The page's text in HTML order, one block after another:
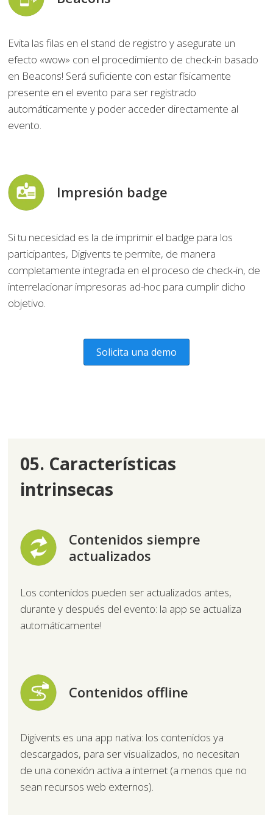
Evita las filas en el stand de registro y asegurate un
efecto «wow» con el procedimiento de check-in basado
en Beacons! Será suficiente con estar físicamente
presente en el evento para ser registrado
automáticamente y poder acceder directamente al
evento.
Impresión badge
Si tu necesidad es la de imprimir el badge para los
participantes, Digivents te permite, de manera
completamente integrada en el proceso de check-in, de
interrelacionar impresoras ad-hoc para cumplir dicho
objetivo.
Solicita una demo
05. Características
intrinsecas
Contenidos siempre
actualizados
Los contenidos pueden ser actualizados antes,
durante y después del evento: la app se actualiza
automáticamente!
Contenidos offline
Digivents es una app nativa: los contenidos ya
descargados, para ser visualizados, no necesitan
de una conexión activa a internet (a menos que no
sean recursos web externos).